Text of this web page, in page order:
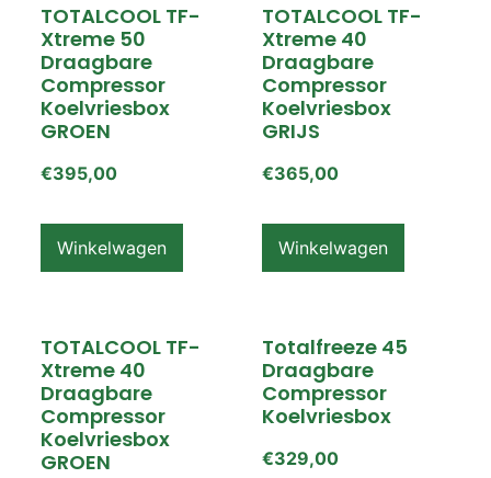
TOTALCOOL TF-
Xtreme 50
Draagbare
Compressor
Koelvriesbox
GROEN
€395,00
Winkelwagen
TOTALCOOL TF-
Xtreme 40
Draagbare
Compressor
Koelvriesbox
GRIJS
€365,00
Winkelwagen
TOTALCOOL TF-
Xtreme 40
Draagbare
Compressor
Koelvriesbox
GROEN
Totalfreeze 45
Draagbare
Compressor
Koelvriesbox
€329,00